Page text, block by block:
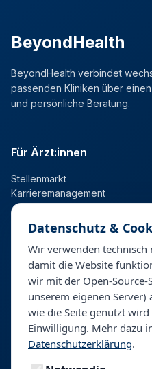
BeyondHealth
BeyondHealth verbindet
passenden Kliniken über
und persönliche Beratung.
Für Ärzt:innen
Stellenmarkt
Karrieremanagement
Talentpool
Personalberatung &
Unternehmen
Datenschutz &
Wir verwenden technisch
damit die Website
wir mit der Open-Source-
unserem eigenen
wie die Seite genutzt
Einwilligung. Mehr dazu
Datenschutzerklärung.